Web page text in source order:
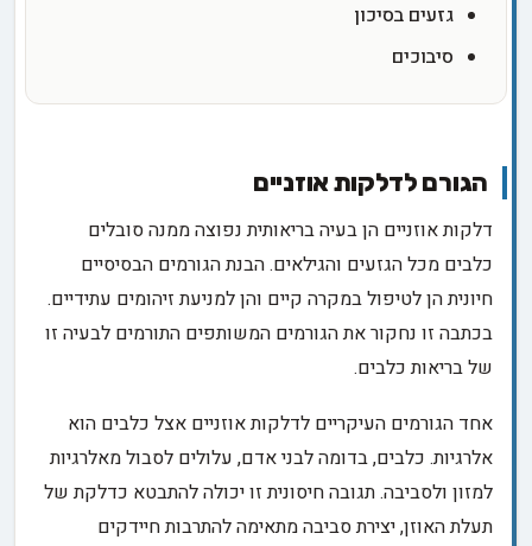
גזעים בסיכון
סיבוכים
הגורם לדלקות אוזניים
דלקות אוזניים הן בעיה בריאותית נפוצה ממנה סובלים
כלבים מכל הגזעים והגילאים. הבנת הגורמים הבסיסיים
חיונית הן לטיפול במקרה קיים והן למניעת זיהומים עתידיים.
בכתבה זו נחקור את הגורמים המשותפים התורמים לבעיה זו
של בריאות כלבים.
אחד הגורמים העיקריים לדלקות אוזניים אצל כלבים הוא
אלרגיות. כלבים, בדומה לבני אדם, עלולים לסבול מאלרגיות
למזון ולסביבה. תגובה חיסונית זו יכולה להתבטא כדלקת של
תעלת האוזן, יצירת סביבה מתאימה להתרבות חיידקים